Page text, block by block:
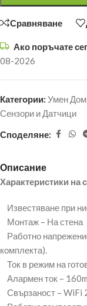
Сравняване
Ако поръчате
08-2026
Категории: Умен Дом
Сензори и Датчици
Споделяне:
Описание
Характеристики на
Известяване при
Монтаж – На стена
Работно
комплекта).
Ток в режим на
Алармен ток –
Свързаност – WiFi